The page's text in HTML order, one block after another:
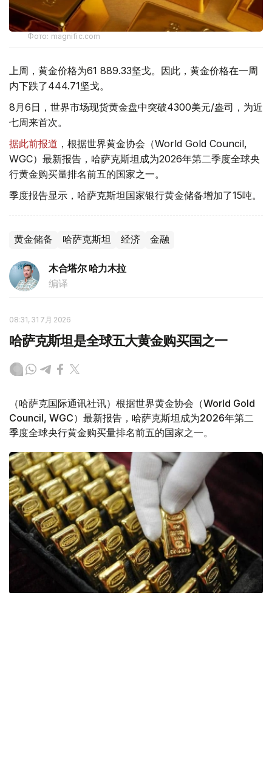
Фото: magnific.com
上周，黄金价格为61 889.33坚戈。因此，黄金价格在一周
内下跌了444.71坚戈。
8月6日，世界市场现货黄金盘中突破4300美元/盎司，为近
七周来首次。
据此前报道 ，根据世界黄金协会（World Gold Council,
WGC）最新报告，哈萨克斯坦成为2026年第二季度全球央
行黄金购买量排名前五的国家之一。
季度报告显示，哈萨克斯坦国家银行黄金储备增加了15吨。
黄金储备 哈萨克斯坦 经济 金融
木合塔尔 哈力木拉
编译
08:31, 31 7月 2026
哈萨克斯坦是全球五大黄金购买国之一
（哈萨克国际通讯社讯）根据世界黄金协会（World Gold
Council, WGC）最新报告，哈萨克斯坦成为2026年第二
季度全球央行黄金购买量排名前五的国家之一。